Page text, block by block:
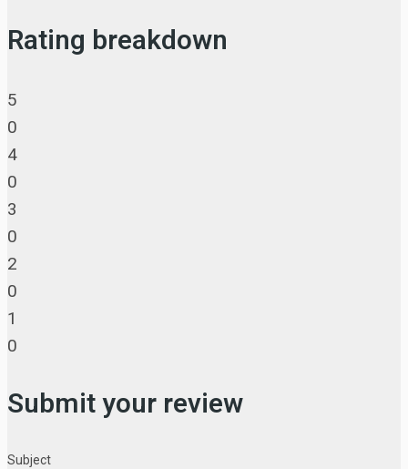
Rating breakdown
5
0
4
0
3
0
2
0
1
0
Submit your review
Subject